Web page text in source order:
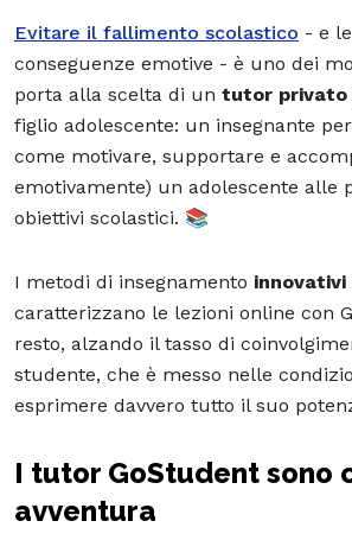
Evitare il fallimento scolastico - e
conseguenze emotive - è uno dei
porta alla scelta di un tutor privato
figlio adolescente: un insegnante
come motivare, supportare e
emotivamente) un adolescente alle
obiettivi scolastici. 📚
I metodi di insegnamento
caratterizzano le lezioni online con
resto, alzando il tasso di
studente, che è messo nelle
esprimere davvero tutto il suo
I tutor GoStudent sono
avventura